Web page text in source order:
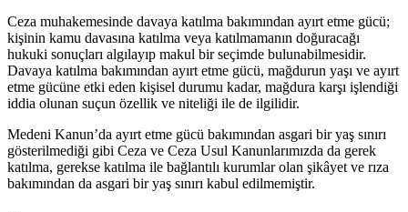
Ceza muhakemesinde davaya katılma bakımından ayırt etme gücü;
kişinin kamu davasına katılma veya katılmamanın doğuracağı
hukuki sonuçları algılayıp makul bir seçimde bulunabilmesidir.
Davaya katılma bakımından ayırt etme gücü, mağdurun yaşı ve ayırt
etme gücüne etki eden kişisel durumu kadar, mağdura karşı işlendiği
iddia olunan suçun özellik ve niteliği ile de ilgilidir.
Medeni Kanun’da ayırt etme gücü bakımından asgari bir yaş sınırı
gösterilmediği gibi Ceza ve Ceza Usul Kanunlarımızda da gerek
katılma, gerekse katılma ile bağlantılı kurumlar olan şikâyet ve rıza
bakımından da asgari bir yaş sınırı kabul edilmemiştir.